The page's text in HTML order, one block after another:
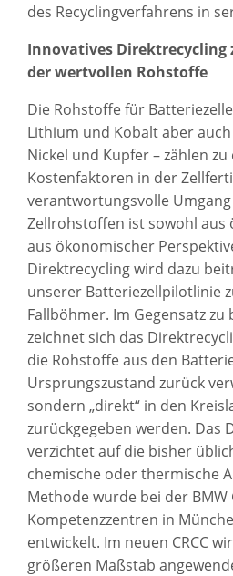
des Recyclingverfahrens in
Innovatives Direktrecycling
der wertvollen Rohstoffe
Die Rohstoffe für
Lithium und Kobalt aber
Nickel und Kupfer – zählen
Kostenfaktoren in der
verantwortungsvolle
Zellrohstoffen ist sowohl aus
aus ökonomischer
Direktrecycling wird dazu
unserer Batteriezellpilotlinie
Fallböhmer. Im Gegensatz
zeichnet sich das
die Rohstoffe aus den
Ursprungszustand zurück
sondern „direkt“ in den
zurückgegeben werden. Das
verzichtet auf die bisher
chemische oder thermische
Methode wurde bei der
Kompetenzzentren in
entwickelt. Im neuen CRCC
größeren Maßstab